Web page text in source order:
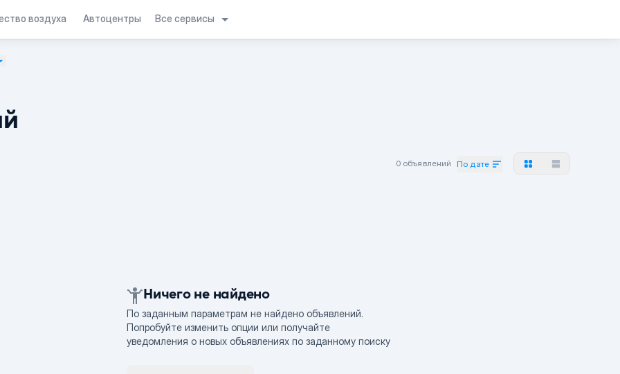
воздуха Автоцентры Все сервисы
0 объявлений По дате
Ничего не найдено
По заданным параметрам не найдено объявлений.
Попробуйте изменить опции или получайте
уведомления о новых объявлениях по заданному поиску